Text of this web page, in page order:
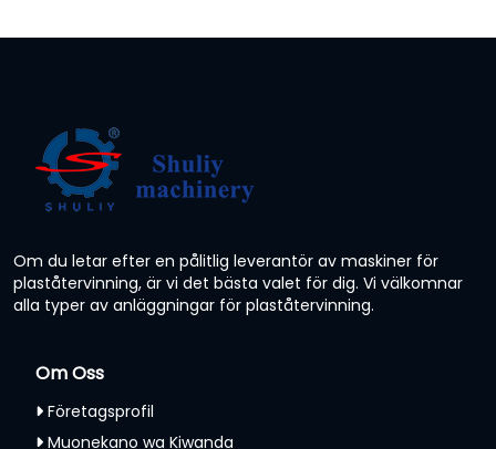
Om du letar efter en pålitlig leverantör av maskiner för
plaståtervinning, är vi det bästa valet för dig. Vi välkomnar
alla typer av anläggningar för plaståtervinning.
Om Oss
Företagsprofil
Muonekano wa Kiwanda